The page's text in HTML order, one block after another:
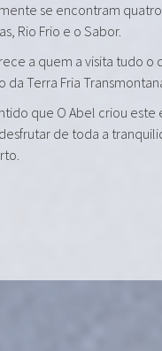
se encontram
Rio Frio e o Sabor.
a quem a visita tudo o
da Terra Fria
que O Abel criou este
de toda a